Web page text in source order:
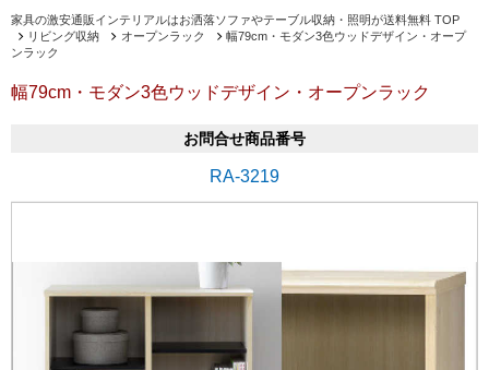
家具の激安通販インテリアルはお洒落ソファやテーブル収納・照明が送料無料 TOP
リビング収納
オープンラック
幅79cm・モダン3色ウッドデザイン・オープ
ンラック
幅79cm・モダン3色ウッドデザイン・オープンラック
お問合せ商品番号
RA-3219